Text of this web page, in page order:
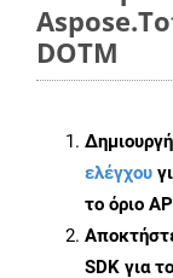
DOTM
ελέγχου
το όριο
SDK για